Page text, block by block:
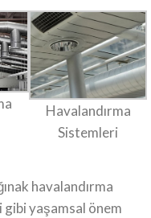
Havalandırma
Sistemleri
havalandırma
yaşamsal önem